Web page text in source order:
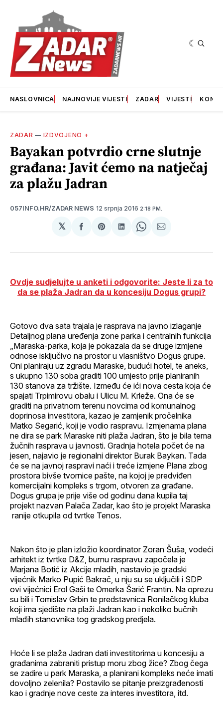
NASLOVNICA NAJNOVIJE VIJESTI ZADAR VIJESTI
ZADAR — IZDVOJENO +
Bayakan potvrdio crne slutnje
građana: Javit ćemo na natječaj
za plažu Jadran
057INFO.HR/ZADAR NEWS 12 srpnja 2016 2:18 PM.
𝕏
podijeliSharepodijeliSharepodijeli
Ovdje sudjelujte u anketi i odgovorite: Jeste li za to
da se plaža Jadran da u koncesiju Dogus grupi?
Gotovo dva sata trajala je rasprava na javno izlaganje
Detaljnog plana uređenja zone parka i centralnih funkcija
„Maraska-parka, koja je pokazala da se druge izmjene
odnose isključivo na prostor u vlasništvo Dogus grupe.
Oni planiraju uz zgradu Maraske, budući hotel, te aneks,
s ukupno 130 soba graditi 100 umjesto prije planiranih
130 stanova za tržište. Između će ići nova cesta koja će
spajati Trpimirovu obalu i Ulicu M. Krleže. Ona će se
graditi na privatnom terenu novcima od komunalnog
doprinosa investitora, kazao je zamjenik pročelnika
Matko Segarić, koji je vodio raspravu. Izmjenama plana
ne dira se park Maraske niti plaža Jadran, što je bila tema
žučnih rasprava u javnosti. Gradnja hotela počet će na
jesen, najavio je regionalni direktor Burak Baykan. Tada
će se na javnoj raspravi naći i treće izmjene Plana zbog
prostora bivše tvornice pašte, na kojoj je predviđen
komercijalni kompleks s trgom, otvoren za građane.
Dogus grupa je prije više od godinu dana kupila taj
projekt nazvan Palača Zadar, kao što je projekt Maraska
ranije otkupila od tvrtke Tenos.
Nakon što je plan izložio koordinator Zoran Šuša, vodeći
arhitekt iz tvrtke D&Z, burnu raspravu započela je
Marjana Botić iz Akcije mladih, nastavio je gradski
vijećnik Marko Pupić Bakrač, u nju su se uključili i SDP
ovi vijećnici Erol Gaši te Omerka Šarić Frantin. Na oprezu
su bili i Tomislav Grbin te predstavnica Ronilačkog kluba
koji ima sjedište na plaži Jadran kao i nekoliko bučnih
mlađih stanovnika tog gradskog predjela.
Hoće li se plaža Jadran dati investitorima u koncesiju a
građanima zabraniti pristup moru zbog žice? Zbog čega
se zadire u park Maraska, a planirani kompleks neće imati
dovoljno zelenila? Postavilo se pitanje preizgrađenosti
kao i gradnje nove ceste za interes investitora, itd.